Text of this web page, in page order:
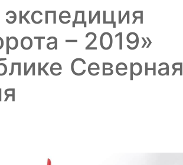
– 2019»
Северная